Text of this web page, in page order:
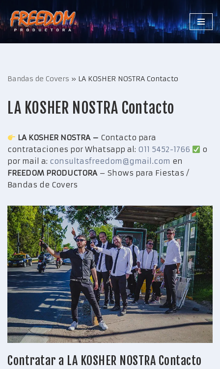
Saltar
Bandas de Covers » LA KOSHER NOSTRA Contacto
LA KOSHER NOSTRA Contacto
LA KOSHER NOSTRA – Contacto para
contrataciones por Whatsapp al: 011 5452-1766
o
por mail a: consultasfreedom@gmail.com en
FREEDOM PRODUCTORA– Shows para Fiestas /
Bandas de Covers
Contratar a LA KOSHER NOSTRA Contacto